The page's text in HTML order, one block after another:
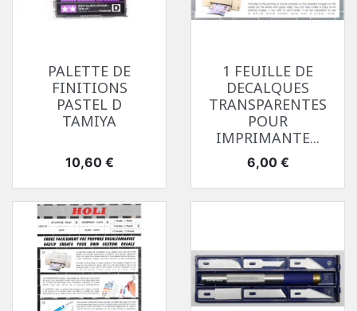
PALETTE DE
FINITIONS
PASTEL D
TAMIYA
Prix
10,60 €
1 FEUILLE DE
DECALQUES
TRANSPARENTES
POUR
IMPRIMANTE...
Prix
6,00 €